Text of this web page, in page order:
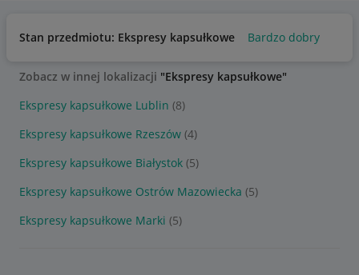
Stan przedmiotu: Ekspresy kapsułkowe Bardzo dobry
Zobacz w innej lokalizacji "Ekspresy kapsułkowe"
Ekspresy kapsułkowe Lublin (8)
Ekspresy kapsułkowe Rzeszów (4)
Ekspresy kapsułkowe Białystok (5)
Ekspresy kapsułkowe Ostrów Mazowiecka (5)
Ekspresy kapsułkowe Marki (5)